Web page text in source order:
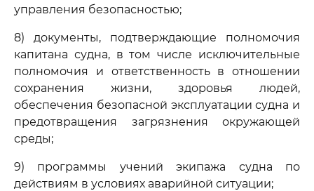
управления безопасностью;
8) документы, подтверждающие полномочия
капитана судна, в том числе исключительные
полномочия и ответственность в отношении
сохранения жизни, здоровья людей,
обеспечения безопасной эксплуатации судна и
предотвращения загрязнения окружающей
среды;
9) программы учений экипажа судна по
действиям в условиях аварийной ситуации;